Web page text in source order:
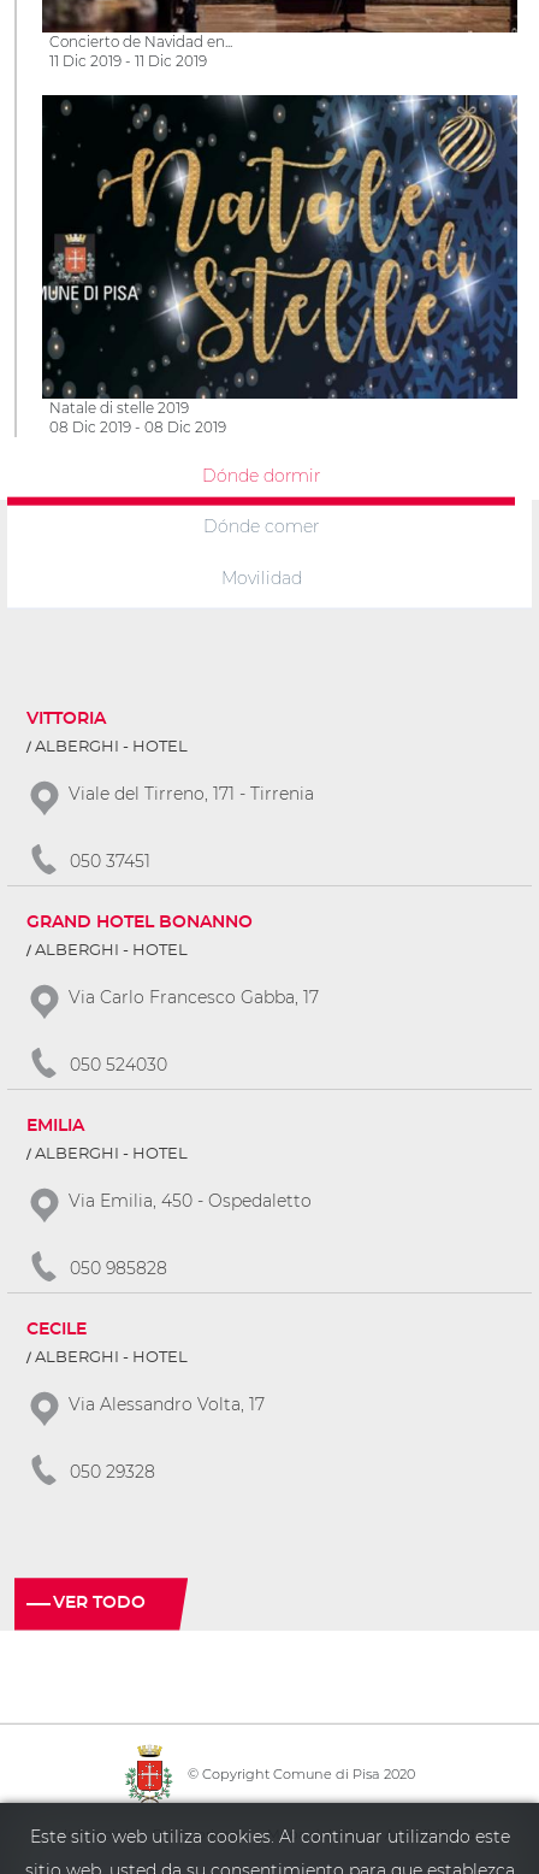
Concierto de Navidad en...
11 Dic 2019 - 11 Dic 2019
Natale di stelle 2019
08 Dic 2019 - 08 Dic 2019
Dónde dormir
Dónde comer
Movilidad
VITTORIA
ALBERGHI - HOTEL
Viale del Tirreno, 171 - Tirrenia
050 37451
GRAND HOTEL BONANNO
ALBERGHI - HOTEL
Via Carlo Francesco Gabba, 17
050 524030
EMILIA
ALBERGHI - HOTEL
Via Emilia, 450 - Ospedaletto
050 985828
CECILE
ALBERGHI - HOTEL
Via Alessandro Volta, 17
050 29328
VER TODO
© Copyright Comune di Pisa 2020
Info point· Policy privacy·Mapa del sitio · Accesibilidad
Este sitio web utiliza cookies. Al continuar utilizando este